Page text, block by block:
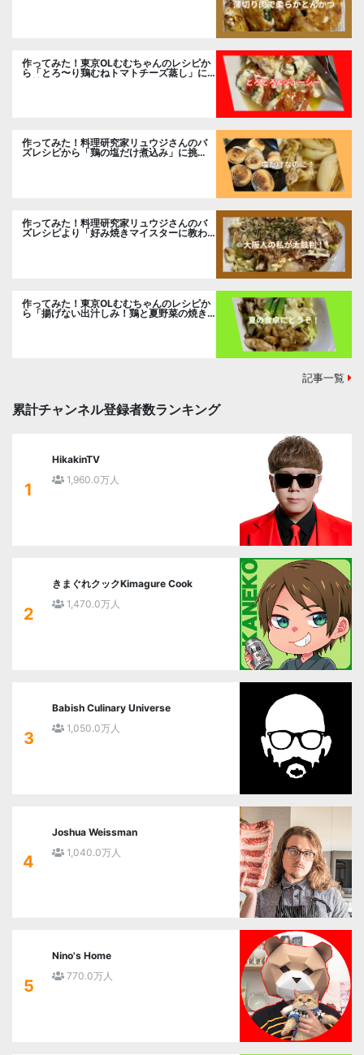
作ってみた！東京OLむむちゃんのレシピか
ら「とろ〜り鶏むねトマトチーズ蒸し」に
作ってみた！料理研究家リュウジさんのバ
ズレシピから「鶏の塩だけ煮込み」に挑
作ってみた！料理研究家リュウジさんのバ
ズレシピより「好み焼きマイスターに教わ
作ってみた！東京OLむむちゃんのレシピか
ら「揚げない出汁しみ！鶏と夏野菜の焼き
浸し」に挑戦。
記事一覧
累計チャンネル登録者数ランキング
1
HikakinTV
1,960.0万人
2
きまぐれクックKimagure Cook
1,470.0万人
3
Babish Culinary Universe
1,050.0万人
4
Joshua Weissman
1,040.0万人
5
Nino's Home
770.0万人